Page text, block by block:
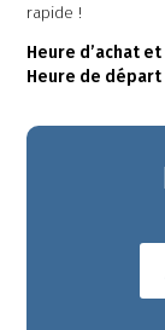
rapide !
Heure d’achat
Heure de départ